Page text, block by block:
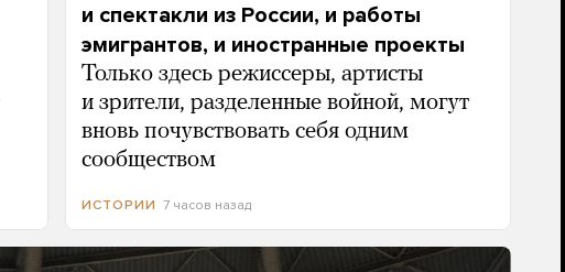
и спектакли из России, и работы
эмигрантов, и иностранные проекты
Только здесь режиссеры, артисты
и зрители, разделенные войной, могут
вновь почувствовать себя одним
сообществом
ИСТОРИИ 7 часов назад